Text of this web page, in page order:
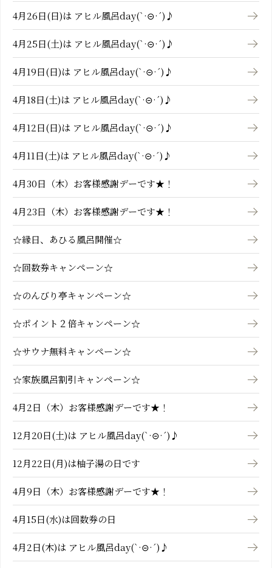
4月26日(日)は アヒル風呂day(`·⊝·´)♪
4月25日(土)は アヒル風呂day(`·⊝·´)♪
4月19日(日)は アヒル風呂day(`·⊝·´)♪
4月18日(土)は アヒル風呂day(`·⊝·´)♪
4月12日(日)は アヒル風呂day(`·⊝·´)♪
4月11日(土)は アヒル風呂day(`·⊝·´)♪
4月30日（木）お客様感謝デーです★！
4月23日（木）お客様感謝デーです★！
☆縁日、あひる風呂開催☆
☆回数券キャンペーン☆
☆のんびり亭キャンペーン☆
☆ポイント２倍キャンペーン☆
☆サウナ無料キャンペーン☆
☆家族風呂割引キャンペーン☆
4月2日（木）お客様感謝デーです★！
12月20日(土)は アヒル風呂day(`·⊝·´)♪
12月22日(月)は柚子湯の日です
4月9日（木）お客様感謝デーです★！
4月15日(水)は回数券の日
4月2日(木)は アヒル風呂day(`·⊝·´)♪